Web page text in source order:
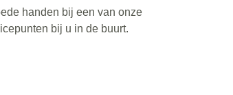
handen bij een van onze
bij u in de buurt.